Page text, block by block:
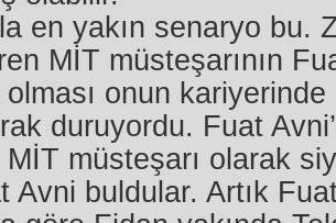
en yakın senaryo bu.
MİT müsteşarının
olması onun
duruyordu. Fuat
MİT müsteşarı olarak
Avni buldular. Artık